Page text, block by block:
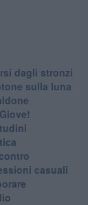
dagli stronzi
sulla luna
casuali